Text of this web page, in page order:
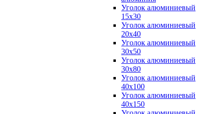
Уголок алюминиевый
15х30
Уголок алюминиевый
20х40
Уголок алюминиевый
30х50
Уголок алюминиевый
30х80
Уголок алюминиевый
40х100
Уголок алюминиевый
40х150